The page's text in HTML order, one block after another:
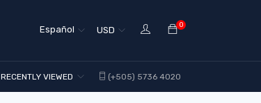
0
USD
Español
(+505) 5736 4020
RECENTLY VIEWED